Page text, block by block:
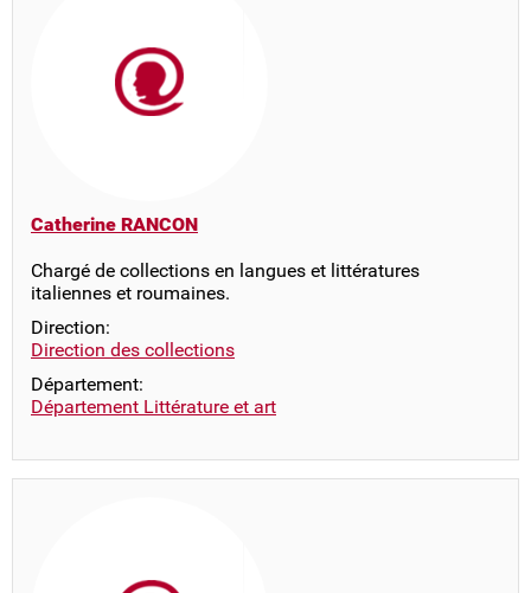
Catherine RANCON
Chargé de collections en langues et littératures
italiennes et roumaines.
Direction:
Direction des collections
Département:
Département Littérature et art